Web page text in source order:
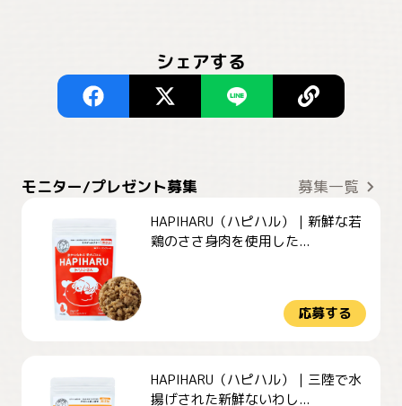
シェアする
モニター/プレゼント募集 募集一覧
HAPIHARU（ハピハル）｜新鮮な若
鶏のささ身肉を使用した...
応募する
HAPIHARU（ハピハル）｜三陸で水
揚げされた新鮮ないわし...